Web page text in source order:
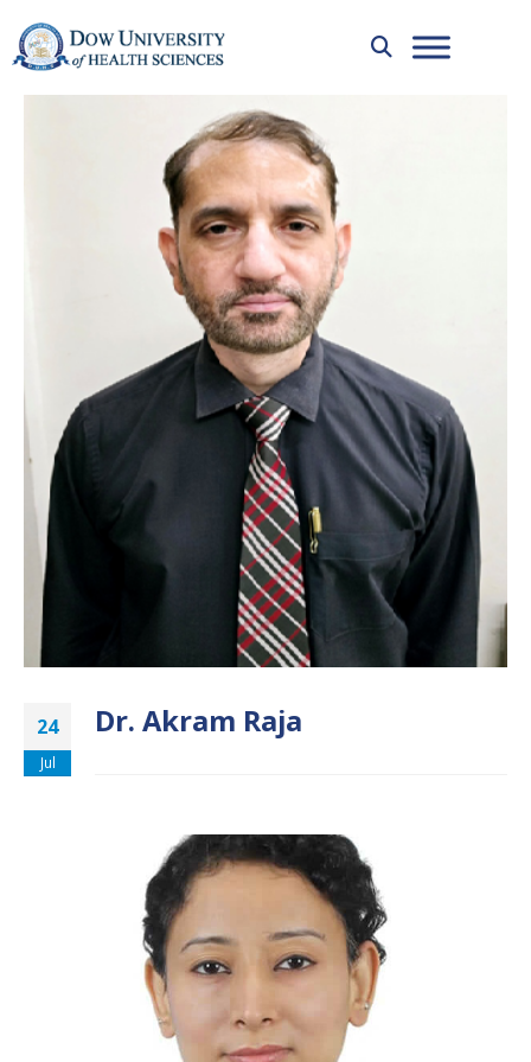
24
Jul
Dr. Akram Raja